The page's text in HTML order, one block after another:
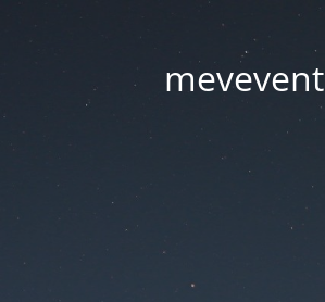
mevevent